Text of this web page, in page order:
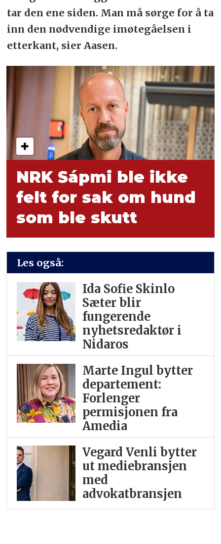
tar den ene siden. Man må sørge for å ta
inn den nødvendige imøtegåelsen i
etterkant, sier Aasen.
NRK Sápmi ble ikke
felt for sak om hund
som ble skutt
Les også:
Ida Sofie Skinlo
Sæter blir
fungerende
nyhetsredaktør i
Nidaros
Marte Ingul bytter
departement:
Forlenger
permisjonen fra
Amedia
Vegard Venli bytter
ut mediebransjen
med
advokatbransjen